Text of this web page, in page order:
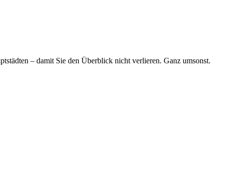
– damit Sie den Überblick nicht verlieren. Ganz umsonst.